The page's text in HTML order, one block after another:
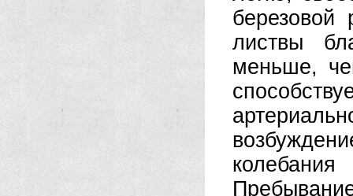
листвы
меньше,